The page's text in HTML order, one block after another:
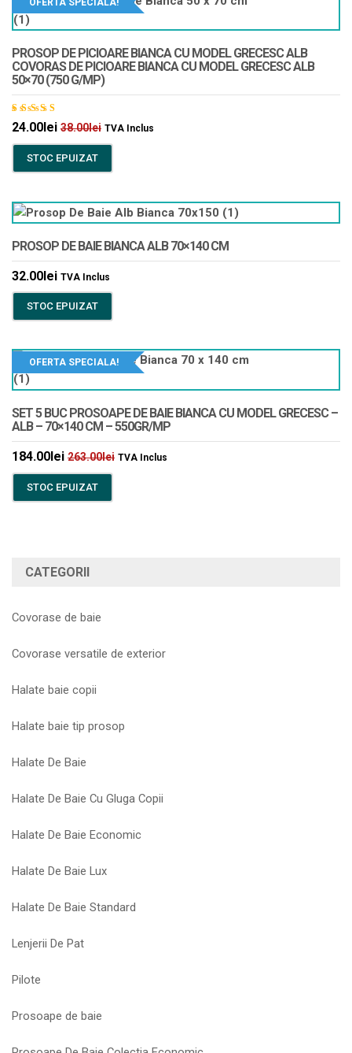
OFERTA SPECIALA!
PROSOP DE PICIOARE BIANCA CU MODEL GRECESC ALB
COVORAS DE PICIOARE BIANCA CU MODEL GRECESC ALB
50×70 (750 G/MP)
Evaluat
la5.00
din 5
24.00 lei 38.00lei TVA Inclus
STOC EPUIZAT
PROSOP DE BAIE BIANCA ALB 70×140 CM
32.00 lei TVA Inclus
STOC EPUIZAT
OFERTA SPECIALA!
SET 5 BUC PROSOAPE DE BAIE BIANCA CU MODEL GRECESC –
ALB – 70×140 CM – 550GR/MP
184.00lei 263.00lei TVA Inclus
STOC EPUIZAT
CATEGORII
Covorase de baie
Covorase versatile de exterior
Halate baie copii
Halate baie tip prosop
Halate De Baie
Halate De Baie Cu Gluga Copii
Halate De Baie Economic
Halate De Baie Lux
Halate De Baie Standard
Lenjerii De Pat
Pilote
Prosoape de baie